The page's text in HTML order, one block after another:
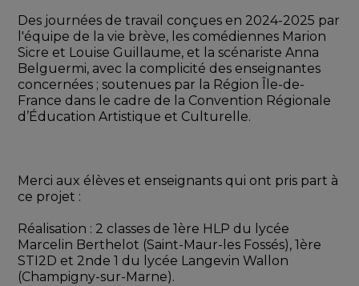
Des journées de travail conçues en 2024-2025 par
l'équipe de la vie brève, les comédiennes Marion
Sicre et Louise Guillaume, et la scénariste Anna
Belguermi, avec la complicité des enseignantes
concernées ; soutenues par la Région Île-de-
France dans le cadre de la Convention Régionale
d’Éducation Artistique et Culturelle.
Merci aux élèves et enseignants qui ont pris part à
ce projet :
Réalisation : 2 classes de 1ère HLP du lycée
Marcelin Berthelot (Saint-Maur-les Fossés), 1ère
STI2D et 2nde 1 du lycée Langevin Wallon
(Champigny-sur-Marne).